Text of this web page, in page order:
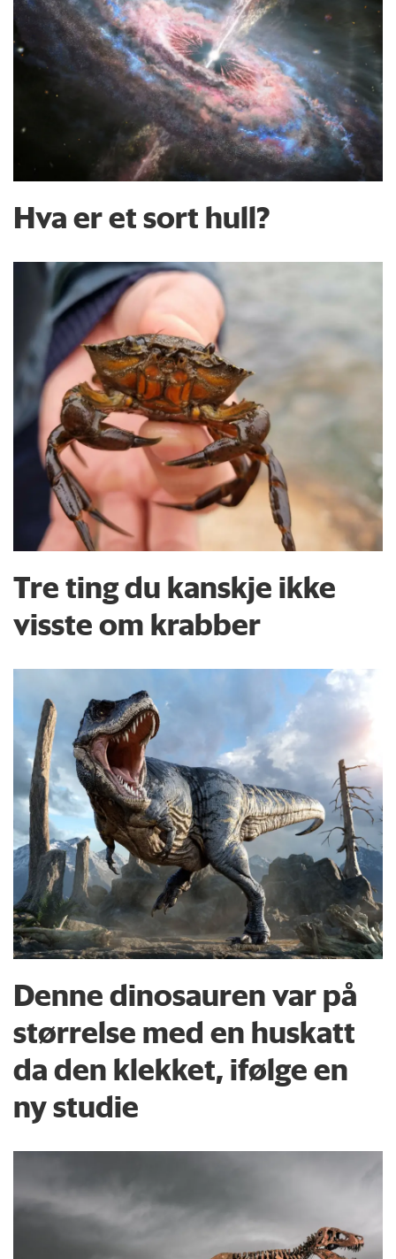
Hva er et sort hull?
Tre ting du kanskje ikke
visste om krabber
Denne dinosauren var på
størrelse med en huskatt
da den klekket, ifølge en
ny studie